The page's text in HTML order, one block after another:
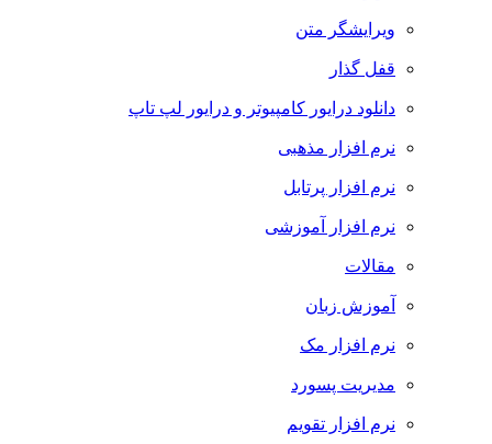
ویرایشگر متن
قفل گذار
دانلود درایور کامپیوتر و درایور لپ تاپ
نرم افزار مذهبی
نرم افزار پرتابل
نرم افزار آموزشی
مقالات
آموزش زبان
نرم افزار مک
مدیریت پسورد
نرم افزار تقویم